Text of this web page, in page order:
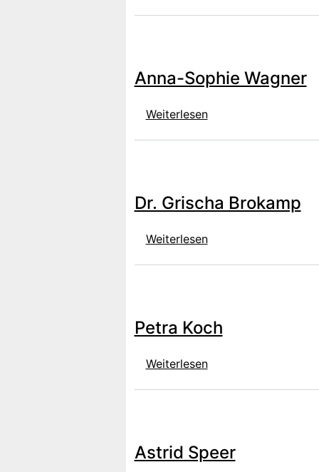
Anna-Sophie Wagner
Weiterlesenüber Anna-Sophie
Dr. Grischa Brokamp
Weiterlesenüber Dr. Grischa
Petra Koch
Weiterlesenüber Petra Koch
Astrid Speer